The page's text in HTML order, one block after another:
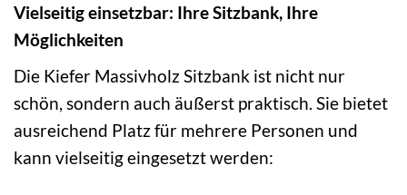
Vielseitig einsetzbar: Ihre Sitzbank, Ihre
Möglichkeiten
Die Kiefer Massivholz Sitzbank ist nicht nur
schön, sondern auch äußerst praktisch. Sie bietet
ausreichend Platz für mehrere Personen und
kann vielseitig eingesetzt werden: